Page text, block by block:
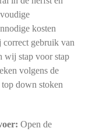
kosten
correct gebruik van
wij stap voor stap
volgens de
down stoken
Open de